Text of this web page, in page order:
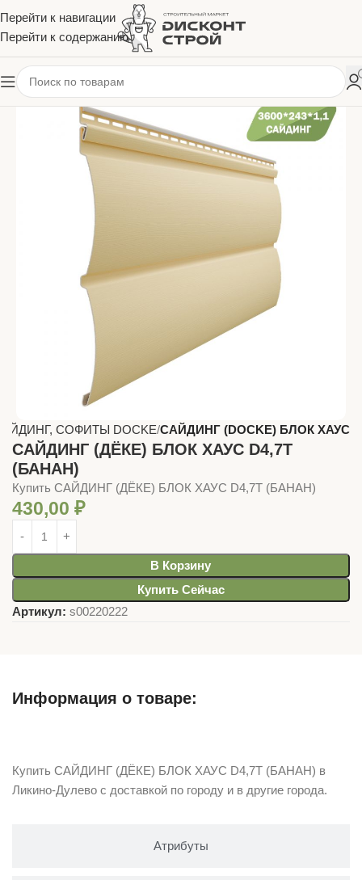
Перейти к навигации
Перейти к содержанию
СОФИТЫ DOCKE САЙДИНГ (DOCKE) БЛОК ХАУС
САЙДИНГ (ДЁКЕ) БЛОК ХАУС D4,7T
(БАНАН)
Купить САЙДИНГ (ДЁКЕ) БЛОК ХАУС D4,7T (БАНАН)
430,00 ₽
В Корзину
Купить Сейчас
Артикул: s00220222
Информация о товаре:
Атрибуты
Купить САЙДИНГ (ДЁКЕ) БЛОК ХАУС D4,7T (БАНАН) в
Ликино-Дулево с доставкой по городу и в другие города.